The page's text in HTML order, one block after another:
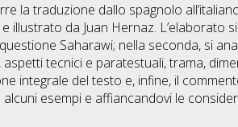
la traduzione dallo spagnolo
illustrato da Juan Hernaz. L’elaborato
Saharawi; nella seconda, si
tecnici e paratestuali, trama,
integrale del testo e, infine, il
esempi e affiancandovi le